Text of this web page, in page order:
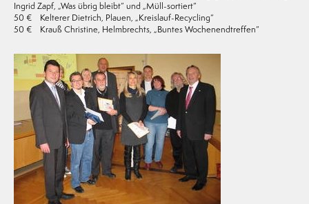
Ingrid Zapf, „Was übrig bleibt“ und „Müll-sortiert“
50 € Kelterer Dietrich, Plauen, „Kreislauf-Recycling“
50 € Krauß Christine, Helmbrechts, „Buntes Wochenendtreffen“